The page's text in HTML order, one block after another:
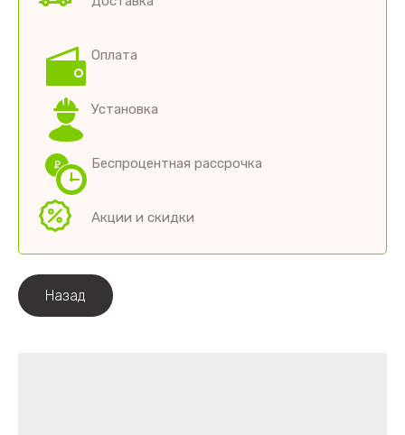
Оплата
Установка
Беспроцентная рассрочка
Акции и скидки
Назад